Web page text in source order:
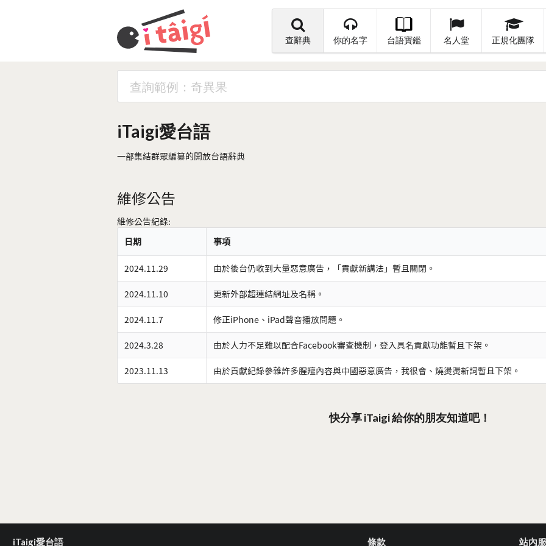
查辭典 你的名字 台語寶鑑 名人堂 正規化團隊
iTaigi愛台語
一部集結群眾編纂的開放台語辭典
維修公告
維修公告紀錄:
日期
事項
2024.11.29 由於後台仍收到大量惡意廣告，「貢獻新講法」暫且關閉。
2024.11.10 更新外部超連結網址及名稱。
2024.11.7 修正iPhone、iPad聲音播放問題。
2024.3.28 由於人力不足難以配合Facebook審查機制，登入具名貢獻功能暫且下架。
2023.11.13 由於貢獻紀錄參雜許多腥羶內容與中國惡意廣告，我很會、燒燙燙新詞暫且下架。
快分享 iTaigi 給你的朋友知道吧！
iTaigi愛台語 條款 站內